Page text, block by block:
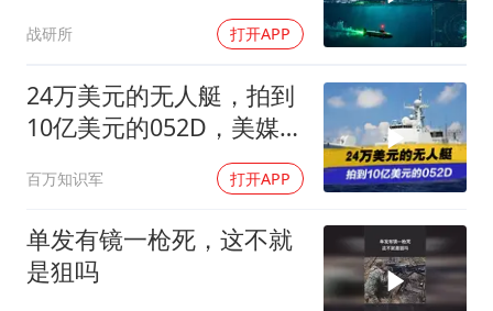
战研所 打开APP
24万美元的无人艇，拍到
10亿美元的052D，美媒欢
百万知识军 打开APP
单发有镜一枪死，这不就
是狙吗